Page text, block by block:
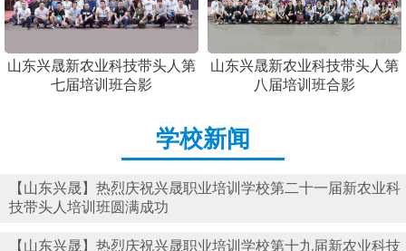
山东兴晟新农业科技带头人第
七届培训班合影
山东兴晟新农业科技带头人第
八届培训班合影
学校新闻
【山东兴晟】热烈庆祝兴晟职业培训学校第二十一届新农业科
技带头人培训班圆满成功
【山东兴晟】热烈庆祝兴晟职业培训学校第十九届新农业科技